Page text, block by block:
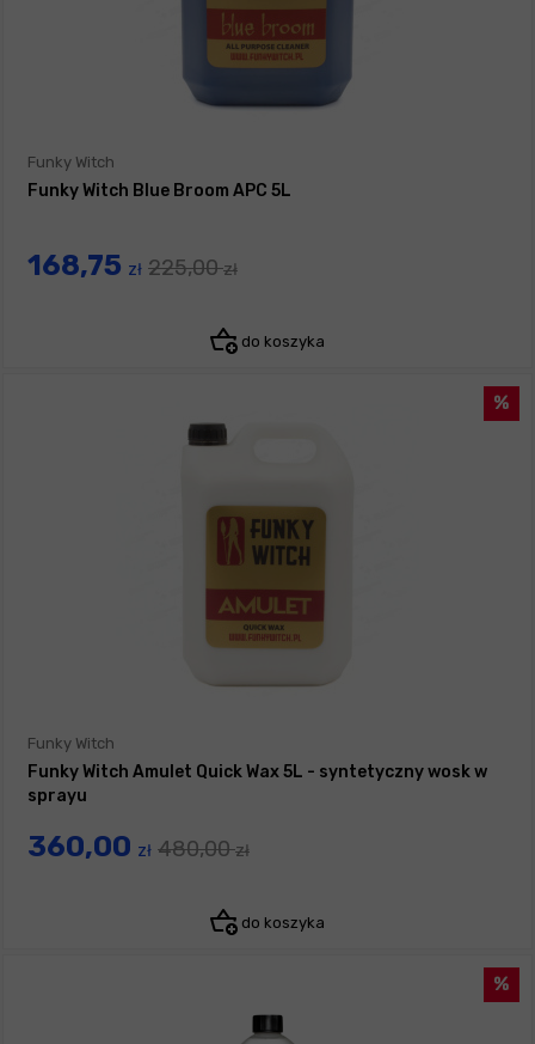
Funky Witch
Funky Witch Blue Broom APC 5L
168,75 zł 225,00zł
do koszyka
Funky Witch
Funky Witch Amulet Quick Wax 5L - syntetyczny wosk w
sprayu
360,00 zł 480,00zł
do koszyka